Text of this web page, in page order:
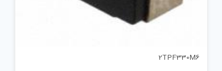
2TPF330M6